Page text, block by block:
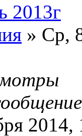
2013г
» Ср,
2014,